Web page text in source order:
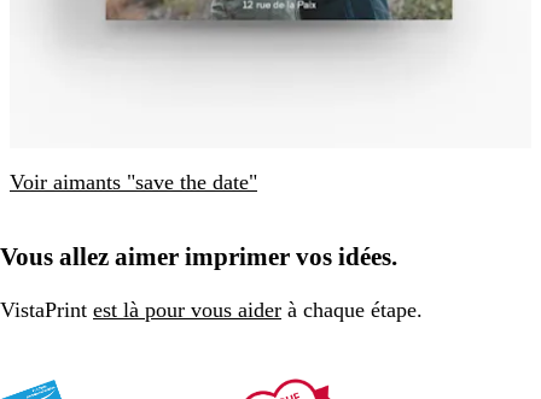
Voir aimants "save the date"
Vous allez aimer imprimer vos idées.
VistaPrint est là pour vous aider à chaque étape.